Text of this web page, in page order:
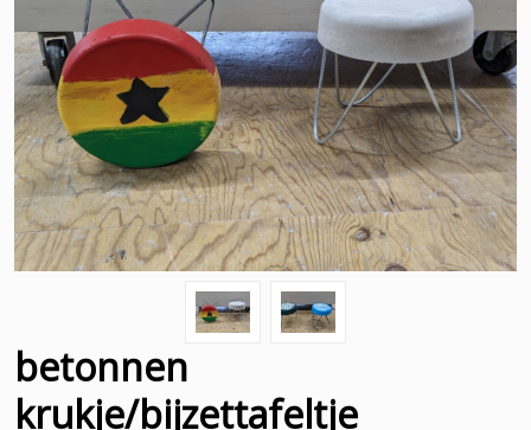
betonnen
krukje/bijzettafeltje